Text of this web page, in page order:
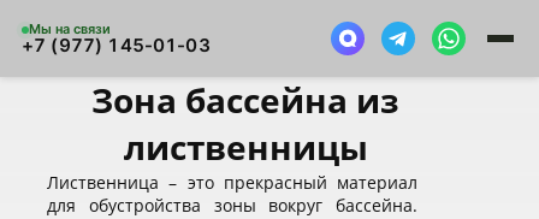
Мы на связи
+7 (977) 145-01-03
Зона бассейна из
лиственницы
Лиственница – это прекрасный материал
для обустройства зоны вокруг бассейна.